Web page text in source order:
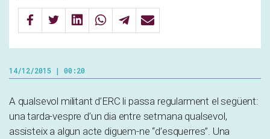
14/12/2015 | 00:20
A qualsevol militant d’ERC li passa regularment el següent:
una tarda-vespre d’un dia entre setmana qualsevol,
assisteix a algun acte diguem-ne “d’esquerres”. Una